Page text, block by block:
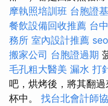
摩執照培訓班 台胞證
餐飲設備回收推薦 台
務所 室內設計推薦
搬家公司 台胞證過期
毛孔粗大醫美 漏水 打
吧，烘烤後，將其翻
杯中。 找台北會計師